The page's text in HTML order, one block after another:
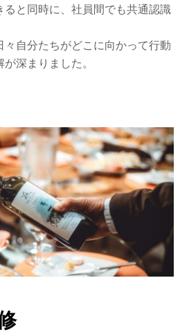
と同時に、社員間でも共通認識
自分たちがどこに向かって行動
深まりました。